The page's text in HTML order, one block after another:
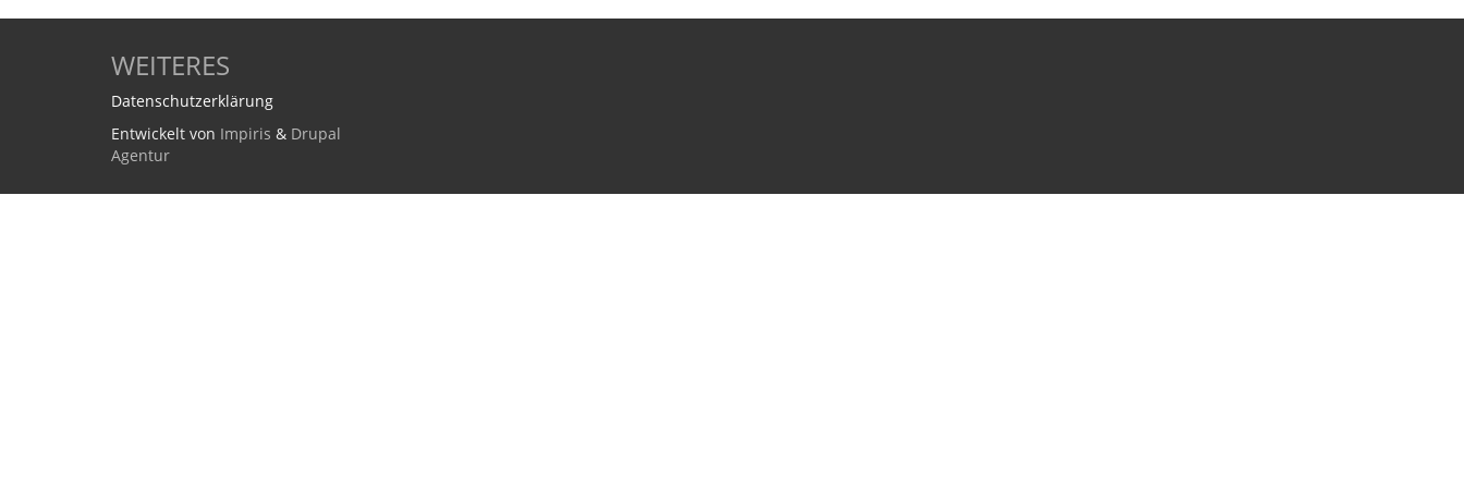
WEITERES
Datenschutzerklärung
Entwickelt von Impiris & Drupal
Agentur